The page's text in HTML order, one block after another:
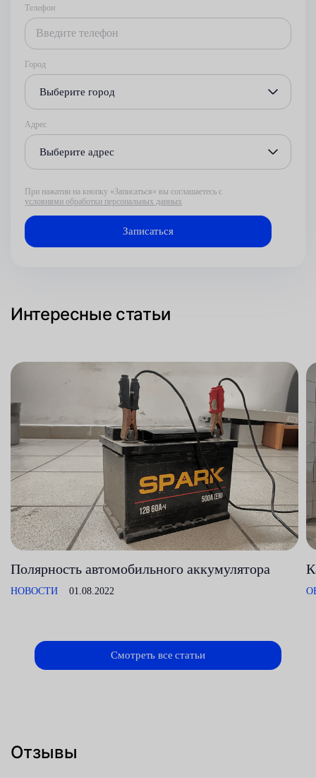
Телефон
Город
Выберите город
Адрес
Выберите адрес
При нажатии на кнопку «Записаться» вы соглашаетесь с
условиями обработки персональных данных
Интересные статьи
Полярность автомобильного аккумулятора
НОВОСТИ 01.08.2022
Смотреть все статьи
Отзывы